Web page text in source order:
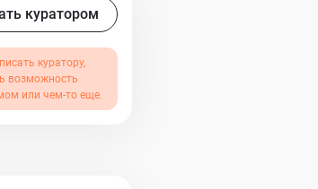
куратором
куратору,
возможность
или чем-то еще.